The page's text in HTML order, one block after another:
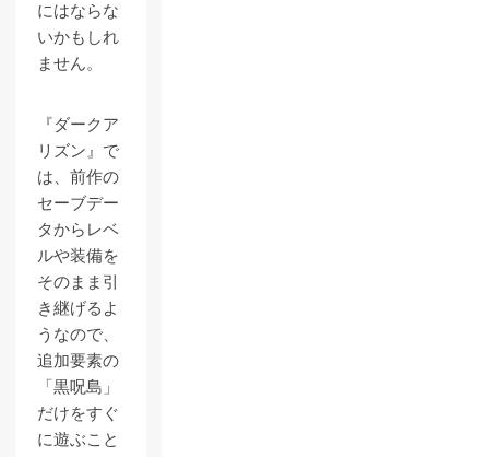
にはならな
いかもしれ
ません。
『ダークア
リズン』で
は、前作の
セーブデー
タからレベ
ルや装備を
そのまま引
き継げるよ
うなので、
追加要素の
「黒呪島」
だけをすぐ
に遊ぶこと